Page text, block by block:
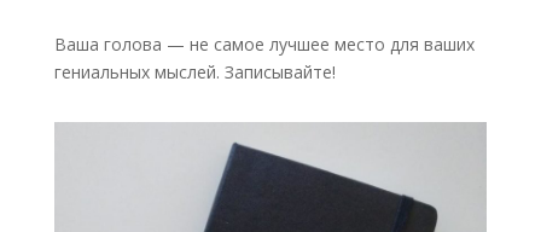
Ваша голова — не самое лучшее место для ваших
гениальных мыслей. Записывайте!